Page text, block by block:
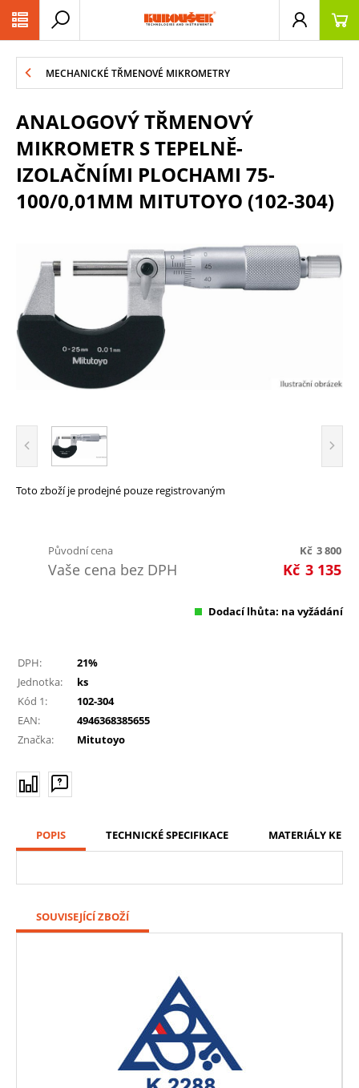
MECHANICKÉ TŘMENOVÉ MIKROMETRY
ANALOGOVÝ TŘMENOVÝ
MIKROMETR S TEPELNĚ-
IZOLAČNÍMI PLOCHAMI 75-
100/0,01MM MITUTOYO (102-304)
Toto zboží je prodejné pouze registrovaným
Původní cena 3 800
Kč
Vaše cena bez DPH 3 135
Kč
Dodací lhůta: na vyžádání
DPH:
21%
Jednotka:
ks
Kód 1:
102-304
EAN:
4946368385655
Značka:
Mitutoyo
POPIS TECHNICKÉ SPECIFIKACE MATERIÁLY KE
SOUVISEJÍCÍ ZBOŽÍ